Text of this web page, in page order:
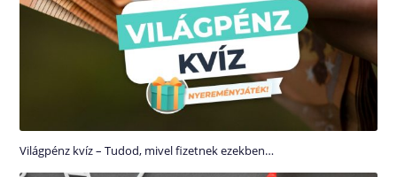
Világpénz kvíz – Tudod, mivel fizetnek ezekben…